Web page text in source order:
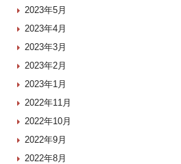
2023年5月
2023年4月
2023年3月
2023年2月
2023年1月
2022年11月
2022年10月
2022年9月
2022年8月